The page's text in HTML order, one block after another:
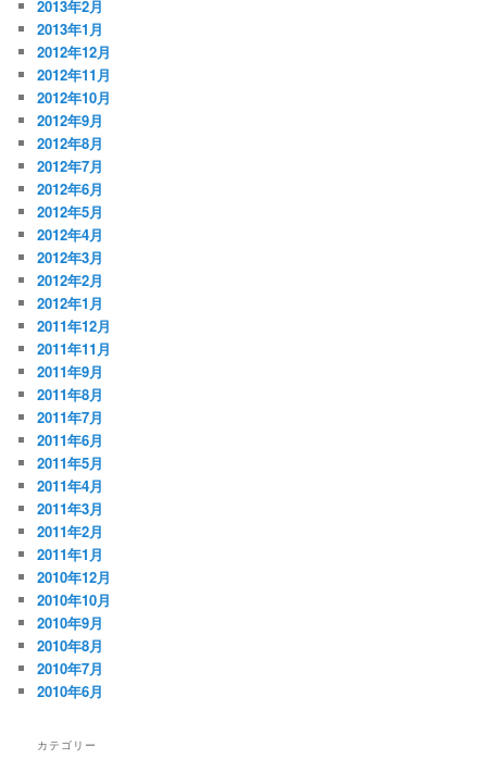
2013年2月
2013年1月
2012年12月
2012年11月
2012年10月
2012年9月
2012年8月
2012年7月
2012年6月
2012年5月
2012年4月
2012年3月
2012年2月
2012年1月
2011年12月
2011年11月
2011年9月
2011年8月
2011年7月
2011年6月
2011年5月
2011年4月
2011年3月
2011年2月
2011年1月
2010年12月
2010年10月
2010年9月
2010年8月
2010年7月
2010年6月
カテゴリー